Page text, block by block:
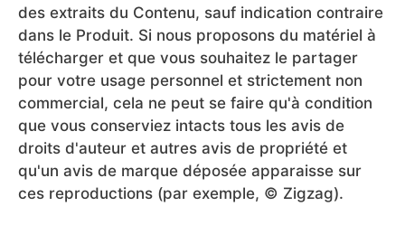
des extraits du Contenu, sauf indication contraire
dans le Produit. Si nous proposons du matériel à
télécharger et que vous souhaitez le partager
pour votre usage personnel et strictement non
commercial, cela ne peut se faire qu'à condition
que vous conserviez intacts tous les avis de
droits d'auteur et autres avis de propriété et
qu'un avis de marque déposée apparaisse sur
ces reproductions (par exemple, © Zigzag).